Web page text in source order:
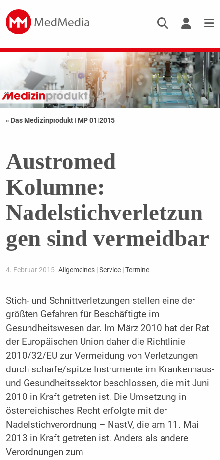
« Das Medizinprodukt | MP 01|2015
Austromed
Kolumne:
Nadelstichverletzun
gen sind vermeidbar
4. Februar 2015 Allgemeines | Service | Termine
Stich- und Schnittverletzungen stellen eine der
größten Gefahren für Beschäftigte im
Gesundheitswesen dar. Im März 2010 hat der Rat
der Europäischen Union daher die Richtlinie
2010/32/EU zur Vermeidung von Verletzungen
durch scharfe/spitze Instrumente im Krankenhaus-
und Gesundheitssektor beschlossen, die mit Juni
2010 in Kraft getreten ist. Die Umsetzung in
österreichisches Recht erfolgte mit der
Nadelstichverordnung – NastV, die am 11. Mai
2013 in Kraft getreten ist. Anders als andere
Verordnungen zum